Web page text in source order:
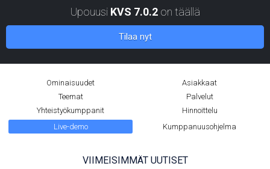
Upouusi KVS 7.0.2on täällä
Tilaa nyt
Ominaisuudet
Asiakkaat
Teemat
Palvelut
Yhteistyökumppanit
Hinnoittelu
Live-demo
Kumppanuusohjelma
VIIMEISIMMÄT UUTISET